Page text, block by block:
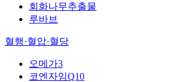
회화나무추출물
루바브
혈행·혈압·혈당
오메가3
코엔자임Q10